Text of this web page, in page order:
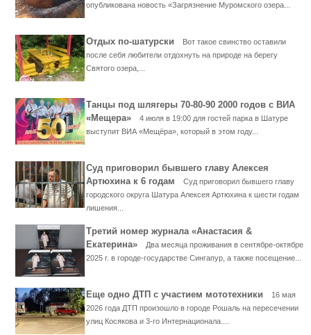
опубликована новость «Загрязнение Муромского озера...
Отдых по-шатурски
Вот такое свинство оставили
после себя любители отдохнуть на природе на берегу
Святого озера,...
Танцы под шлягеры 70-80-90 2000 годов с ВИА
«Мещера»
4 июля в 19:00 для гостей парка в Шатуре
выступит ВИА «Мещёра», который в этом году...
Суд приговорил бывшего главу Алексея
Артюхина к 6 годам
Суд приговорил бывшего главу
городского округа Шатура Алексея Артюхина к шести годам
лишения...
Третий номер журнала «Анастасия &
Екатерина»
Два месяца проживания в сентябре-октябре
2025 г. в городе-государстве Сингапур, а также посещение...
Еще одно ДТП с участием мототехники
16 мая
2026 года ДТП произошло в городе Рошаль на пересечении
улиц Косякова и 3-го Интернационала....